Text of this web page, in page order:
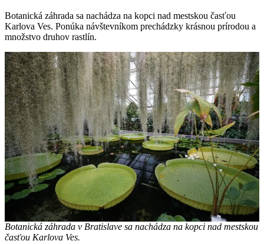
Botanická záhrada sa nachádza na kopci nad mestskou časťou
Karlova Ves. Ponúka návštevníkom prechádzky krásnou prírodou a
množstvo druhov rastlín.
Botanická záhrada v Bratislave sa nachádza na kopci nad mestskou
časťou Karlova Ves.